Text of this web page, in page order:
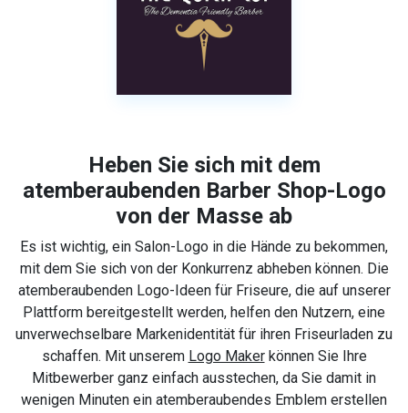
Heben Sie sich mit dem
atemberaubenden Barber Shop-Logo
von der Masse ab
Es ist wichtig, ein Salon-Logo in die Hände zu bekommen,
mit dem Sie sich von der Konkurrenz abheben können. Die
atemberaubenden Logo-Ideen für Friseure, die auf unserer
Plattform bereitgestellt werden, helfen den Nutzern, eine
unverwechselbare Markenidentität für ihren Friseurladen zu
schaffen. Mit unserem Logo Makerkönnen Sie Ihre
Mitbewerber ganz einfach ausstechen, da Sie damit in
wenigen Minuten ein atemberaubendes Emblem erstellen